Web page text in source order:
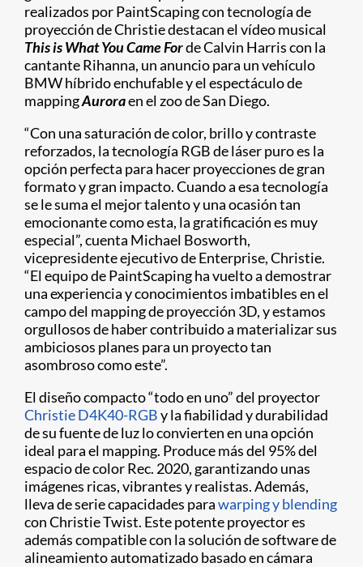
realizados por PaintScaping con tecnología de
proyección de Christie destacan el vídeo musical
This is What You Came Forde Calvin Harris con la
cantante Rihanna, un anuncio para un vehículo
BMW híbrido enchufable y el espectáculo de
mappingAuroraen el zoo de San Diego.
“Con una saturación de color, brillo y contraste
reforzados, la tecnología RGB de láser puro es la
opción perfecta para hacer proyecciones de gran
formato y gran impacto. Cuando a esa tecnología
se le suma el mejor talento y una ocasión tan
emocionante como esta, la gratificación es muy
especial”, cuenta Michael Bosworth,
vicepresidente ejecutivo de Enterprise, Christie.
“El equipo de PaintScaping ha vuelto a demostrar
una experiencia y conocimientos imbatibles en el
campo del mapping de proyección 3D, y estamos
orgullosos de haber contribuido a materializar sus
ambiciosos planes para un proyecto tan
asombroso como este”.
El diseño compacto “todo en uno” del proyector
Christie D4K40-RGBy la fiabilidad y durabilidad
de su fuente de luz lo convierten en una opción
ideal para el mapping. Produce más del 95% del
espacio de color Rec. 2020, garantizando unas
imágenes ricas, vibrantes y realistas. Además,
lleva de serie capacidades parawarping y blending
con Christie Twist. Este potente proyector es
además compatible con la solución de software de
alineamiento automatizado basado en cámara